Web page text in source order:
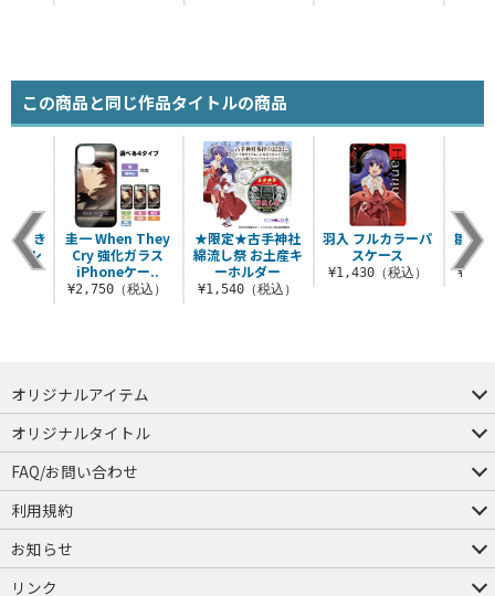
この商品と同じ作品タイトルの商品
★限定★古手神社
綿流し祭 お土産キ
ーホルダー
¥1,540（税込）
羽入 フルカラーパ
スケース
¥1,430（税込）
雛見
ャ
ってき
産 シ
ート
圭一 When They
Cry 強化ガラス
iPhoneケー..
¥2,750（税込）
オリジナルアイテム
つままれ
つかまれ
ピョコッテ
オリジナルタイトル
アイテムヤ
ミスカトニック大學購買部
FAQ/お問い合わせ
FAQ
お問い合わせ
利用規約
会員規約・ポイント規約
特定商取引法に関する表示
プライバシーポリシー
お知らせ
店舗情報
採用情報
発売日変更のお知らせ
販売代理店・取扱店募集
海外のご案内（English）
リンク